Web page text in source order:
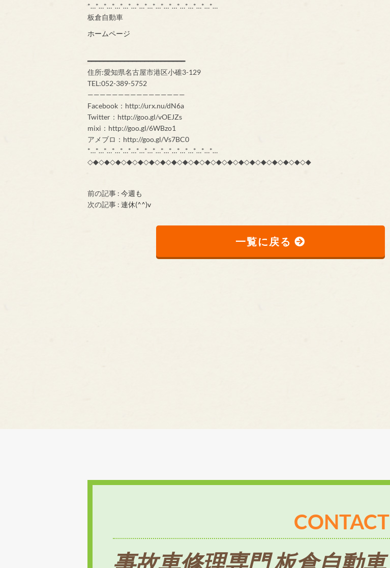
*…*…*…*…*…*…*…*…*…*…*…*…*…*…*…*…
板倉自動車
ホームページ
━━━━━━━━━━━━━━━━━━━━━━━━
住所:愛知県名古屋市港区小碓3-129
TEL:052-389-5752
————————————————
Facebook：http://urx.nu/dN6a
Twitter：http://goo.gl/vOEJZs
mixi：http://goo.gl/6WBzo1
アメブロ：http://goo.gl/Vs7BC0
*…*…*…*…*…*…*…*…*…*…*…*…*…*…*…*…
◇◆◇◆◇◆◇◆◇◆◇◆◇◆◇◆◇◆◇◆◇◆◇◆◇◆◇◆◇◆◇◆◇◆◇◆◇◆◇◆
前の記事 : 今週も
次の記事 : 連休(^^)v
一覧に戻る
CONTACT
事故車修理専門 板倉自動車